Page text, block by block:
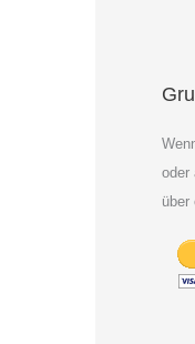
oder
über